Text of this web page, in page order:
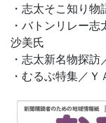
・志太そこ知り物
・バトンリレー
沙美氏
・志太新名物探
・むるぶ特集／